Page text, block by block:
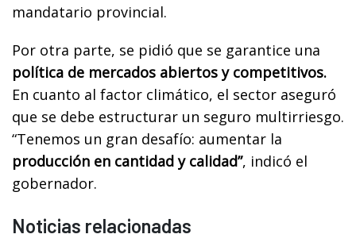
mandatario provincial.
Por otra parte, se pidió que se garantice una
política de mercados abiertos y competitivos.
En cuanto al factor climático, el sector aseguró
que se debe estructurar un seguro multirriesgo.
“Tenemos un gran desafío: aumentar la
producción en cantidad y calidad”, indicó el
gobernador.
Noticias relacionadas